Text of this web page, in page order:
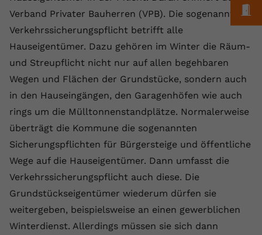
Verband Privater Bauherren (VPB). Die sogenannte
Verkehrssicherungspflicht betrifft alle
Hauseigentümer. Dazu gehören im Winter die Räum-
und Streupflicht nicht nur auf allen begehbaren
Wegen und Flächen der Grundstücke, sondern auch
in den Hauseingängen, den Garagenhöfen wie auch
rings um die Mülltonnenstandplätze. Normalerweise
überträgt die Kommune die sogenannten
Sicherungspflichten für Bürgersteige und öffentliche
Wege auf die Hauseigentümer. Dann umfasst die
Verkehrssicherungspflicht auch diese. Die
Grundstückseigentümer wiederum dürfen sie
weitergeben, beispielsweise an einen gewerblichen
Winterdienst. Allerdings müssen sie sich dann
Laufzeit 1 Jahr
Zweck
Dieser Wert speichert Ihre Consent-
zufällig generierte ID, für die
historische Speicherung Ihrer
vorgenommen Einstellungen, falls der
Webseiten-Betreiber dies eingestellt
Name fe_typo_user
Anbieter VPB.de
Laufzeit Session
Zweck
Dieses Cookie wird verwendet, um die
Speicherung von
Zweck
wiederzuerkennen und statistische
Website zu erfassen.
Name
Anbieter Google Ads
Laufzeit
Zweck
Wird von Google Ads für das
Conversion-Tracking verwendet, um
Website zuzuordnen.
Externe Inhalte
Wir verwenden auf unserer Website externe Inhalte,
um Ihnen zusätzliche Informationen anzubieten.
Name
Anbieter vimeo.com
Zweck
Vimeo installiert dieses Cookie, um
Tracking-Informationen zu sammeln,
indem es eine eindeutige ID zum
setzt.